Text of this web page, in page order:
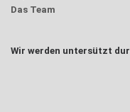
Das Team
Wir werden untersützt